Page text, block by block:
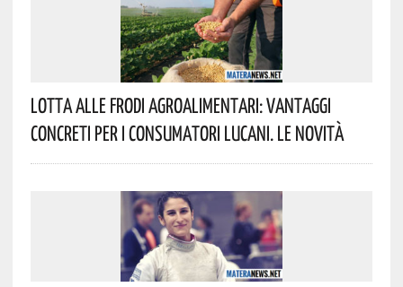
Lotta Alle Frodi Agroalimentari: Vantaggi
Concreti Per I Consumatori Lucani. Le Novità